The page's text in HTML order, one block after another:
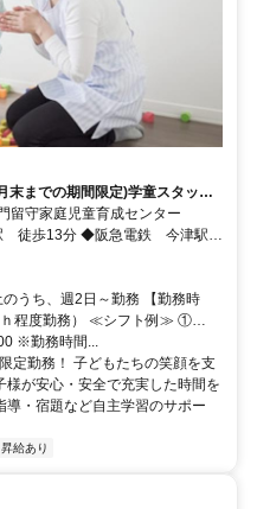
末までの期間限定)学童スタッフ
ライベートも充実!
留守家庭児童育成センター
うち、週2日～勤務 【勤務時
ｈ程度勤務） ≪シフト例≫ ①…
※勤務時間...
定勤務！ 子どもたちの笑顔を支
様が安心・安全で充実した時間を
・宿題など自主学習のサポー
昇給あり